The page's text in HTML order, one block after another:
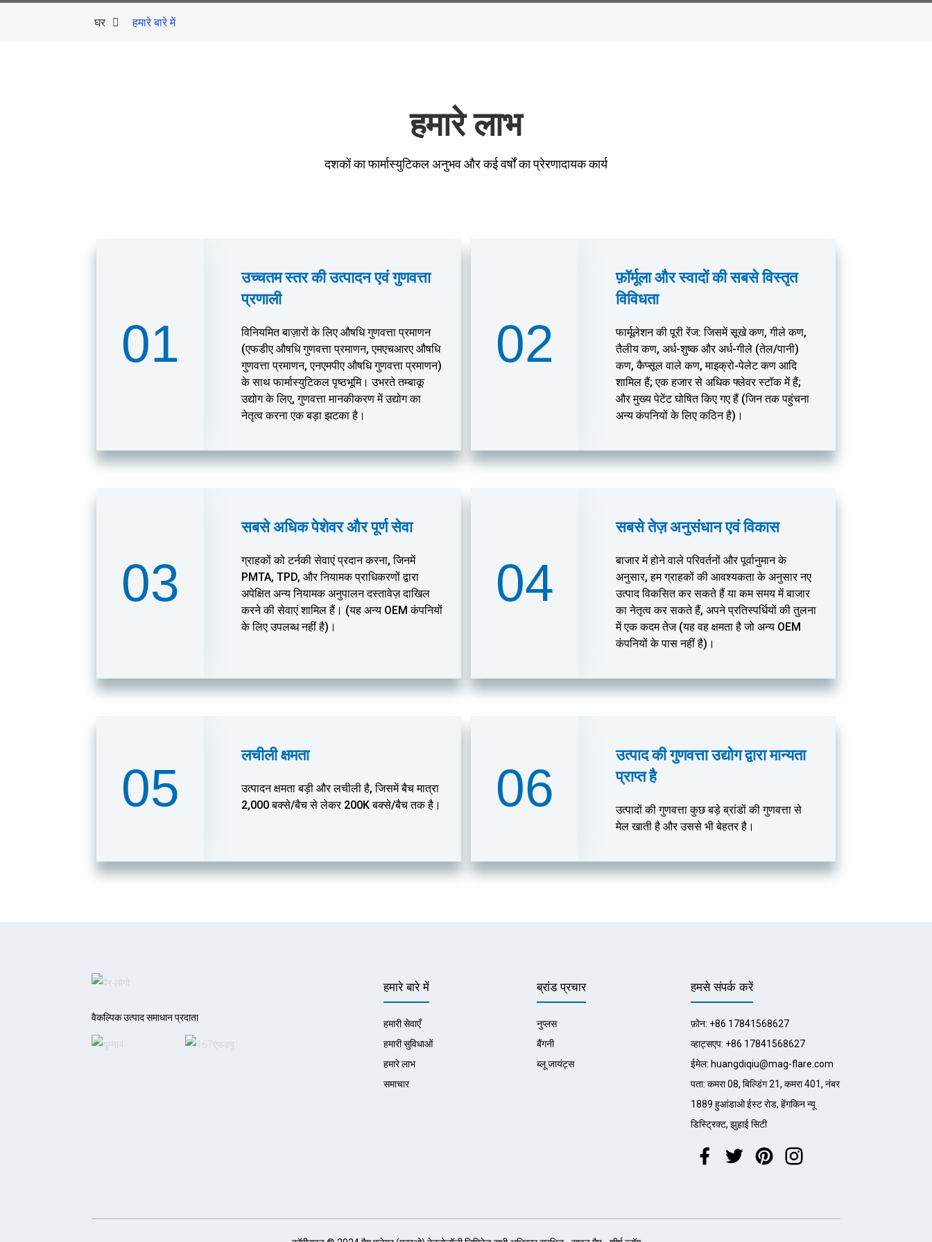
घर हमारे बारे में
हमारे लाभ
दशकों का फार्मास्युटिकल अनुभव और कई वर्षों का प्रेरणादायक कार्य
01
उच्चतम स्तर की उत्पादन एवं गुणवत्ता
प्रणाली
विनियमित बाज़ारों के लिए औषधि गुणवत्ता प्रमाणन
(एफडीए औषधि गुणवत्ता प्रमाणन, एमएचआरए औषधि
गुणवत्ता प्रमाणन, एनएमपीए औषधि गुणवत्ता प्रमाणन)
के साथ फार्मास्युटिकल पृष्ठभूमि। उभरते तम्बाकू
उद्योग के लिए, गुणवत्ता मानकीकरण में उद्योग का
नेतृत्व करना एक बड़ा झटका है।
02
फ़ॉर्मूला और स्वादों की सबसे विस्तृत
विविधता
फार्मूलेशन की पूरी रेंज: जिसमें सूखे कण, गीले कण,
तैलीय कण, अर्ध-शुष्क और अर्ध-गीले (तेल/पानी)
कण, कैप्सूल वाले कण, माइक्रो-पेलेट कण आदि
शामिल हैं; एक हजार से अधिक फ्लेवर स्टॉक में हैं;
और मुख्य पेटेंट घोषित किए गए हैं (जिन तक पहुंचना
अन्य कंपनियों के लिए कठिन है)।
03
सबसे अधिक पेशेवर और पूर्ण सेवा
ग्राहकों को टर्नकी सेवाएं प्रदान करना, जिनमें
PMTA, TPD, और नियामक प्राधिकरणों द्वारा
अपेक्षित अन्य नियामक अनुपालन दस्तावेज़ दाखिल
करने की सेवाएं शामिल हैं। (यह अन्य OEM कंपनियों
के लिए उपलब्ध नहीं है)।
04
सबसे तेज़ अनुसंधान एवं विकास
बाजार में होने वाले परिवर्तनों और पूर्वानुमान के
अनुसार, हम ग्राहकों की आवश्यकता के अनुसार नए
उत्पाद विकसित कर सकते हैं या कम समय में बाजार
का नेतृत्व कर सकते हैं, अपने प्रतिस्पर्धियों की तुलना
में एक कदम तेज (यह वह क्षमता है जो अन्य OEM
कंपनियों के पास नहीं है)।
05
लचीली क्षमता
उत्पादन क्षमता बड़ी और लचीली है, जिसमें बैच मात्रा
2,000 बक्से/बैच से लेकर 200K बक्से/बैच तक है।
06
उत्पाद की गुणवत्ता उद्योग द्वारा मान्यता
प्राप्त है
उत्पादों की गुणवत्ता कुछ बड़े ब्रांडों की गुणवत्ता से
मेल खाती है और उससे भी बेहतर है।
वैकल्पिक उत्पाद समाधान प्रदाता
हमारे बारे में
हमारी सेवाएँ
हमारी सुविधाओं
हमारे लाभ
समाचार
ब्रांड प्रचार
नुप्लस
बैंगनी
ब्लू जायंट्स
हमसे संपर्क करें
फ़ोन: +86 17841568627
व्हाट्सएप: +86 17841568627
ईमेल: huangdiqiu@mag-flare.com
पता: कमरा 08, बिल्डिंग 21, कमरा 401, नंबर
1889 हुआंडाओ ईस्ट रोड, हेंगकिन न्यू
डिस्ट्रिक्ट, झुहाई सिटी